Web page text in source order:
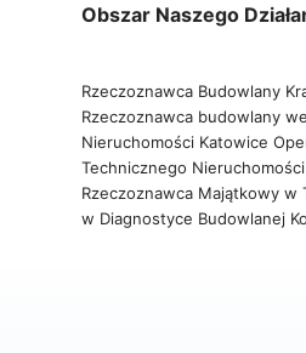
Obszar Naszego
Rzeczoznawca Budowlany
Rzeczoznawca budowlany
Nieruchomości Katowice
Technicznego
Rzeczoznawca Majątkowy w
w Diagnostyce Budowlanej